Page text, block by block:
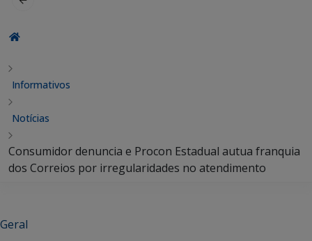
Informativos
Notícias
Consumidor denuncia e Procon Estadual autua franquia
dos Correios por irregularidades no atendimento
Geral